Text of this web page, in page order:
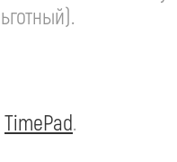
TimePad.